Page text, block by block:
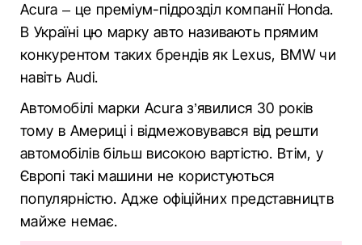
Acura – це преміум-підрозділ компанії Honda.
В Україні цю марку авто називають прямим
конкурентом таких брендів як Lexus, BMW чи
навіть Audi.
Автомобілі марки Acura з’явилися 30 років
тому в Америці і відмежовувався від решти
автомобілів більш високою вартістю. Втім, у
Європі такі машини не користуються
популярністю. Адже офіційних представництв
майже немає.